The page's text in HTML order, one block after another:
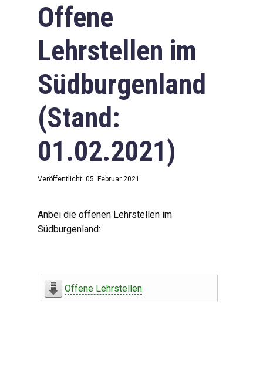
Offene
Lehrstellen im
Südburgenland
(Stand:
01.02.2021)
Veröffentlicht: 05. Februar 2021
Anbei die offenen Lehrstellen im
Südburgenland:
Offene Lehrstellen